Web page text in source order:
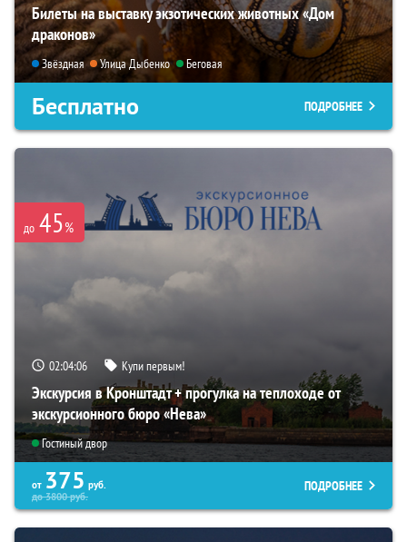
Билеты на выставку экзотических животных «Дом
драконов»
Звёздная Улица Дыбенко Беговая
Бесплатно ПОДРОБНЕЕ
до 45%
02:04:05 Купи первым!
Экскурсия в Кронштадт + прогулка на теплоходе от
экскурсионного бюро «Нева»
Гостиный двор
от 375 руб.
до3800руб.
ПОДРОБНЕЕ